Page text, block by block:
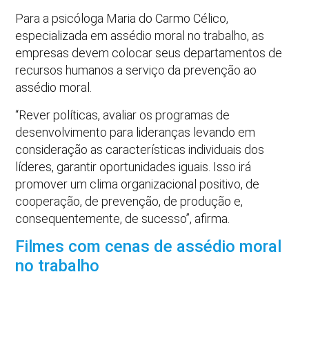
Para a psicóloga Maria do Carmo Célico,
especializada em assédio moral no trabalho, as
empresas devem colocar seus departamentos de
recursos humanos a serviço da prevenção ao
assédio moral.
“Rever políticas, avaliar os programas de
desenvolvimento para lideranças levando em
consideração as características individuais dos
líderes, garantir oportunidades iguais. Isso irá
promover um clima organizacional positivo, de
cooperação, de prevenção, de produção e,
consequentemente, de sucesso”, afirma.
Filmes com cenas de assédio moral
no trabalho